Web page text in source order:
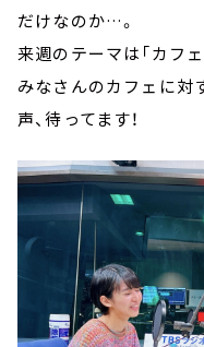
だけなのか…。
来週のテーマは「カフェ
みなさんのカフェに対
声、待ってます！